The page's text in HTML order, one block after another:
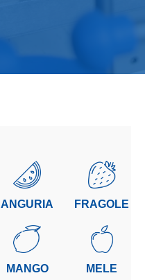
ANGURIA FRAGOLE
MANGO MELE